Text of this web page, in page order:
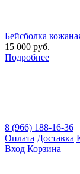
Бейсболка
15 000 руб.
Подробнее
8 (966) 188-16-36
Оплата Доставка
Вход Корзина